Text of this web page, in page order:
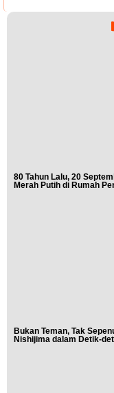
80 Tahun Lalu, 20
Merah Putih di Rumah
Bukan Teman, Tak
Nishijima dalam Detik-